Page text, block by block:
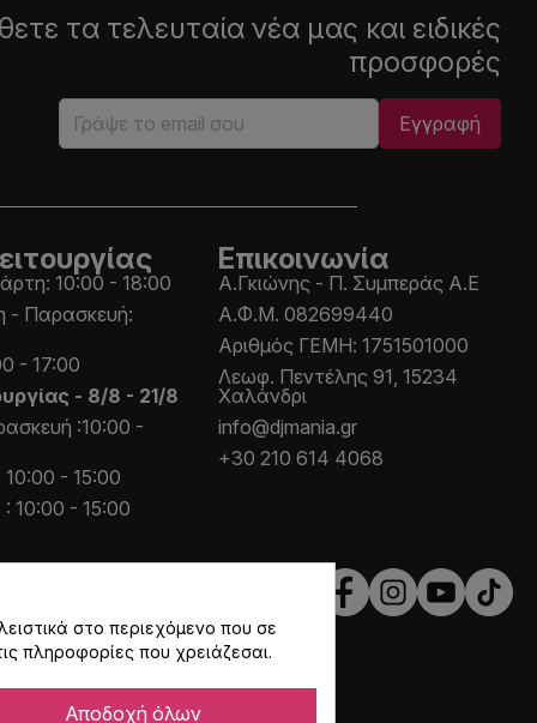
τα τελευταία νέα μας και ειδικές
προσφορές
10:00 - 18:00
- Παρασκευή:
- 17:00
- 8/8 - 21/8
:10:00 -
- 15:00
10:00 - 15:00
Επικοινωνία
Α.Γκιώνης - Π. Συμπεράς Α.Ε
Α.Φ.Μ. 082699440
Aριθμός ΓΕΜΗ: 1751501000
Λεωφ. Πεντέλης 91, 15234
Χαλάνδρι
info@djmania.gr
+30 210 614 4068
στο περιεχόμενο που σε
πληροφορίες που χρειάζεσαι.
Αποδοχή όλων